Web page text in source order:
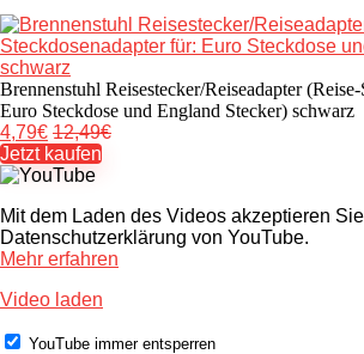
Brennenstuhl Reisestecker/Reiseadapter
Euro Steckdose und England Stecker) schwarz
4,79€ 12,49€
Jetzt kaufen
Mit dem Laden des Videos akzeptieren
Datenschutzerklärung von YouTube.
Mehr erfahren
Video laden
YouTube immer entsperren